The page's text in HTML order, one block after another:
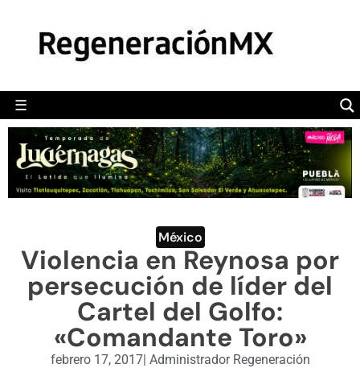
☰
POLÍTICA
CAMALEÓN
OPINIÓN
DEPORTES
ENGLISH SECTION
VIDEOS
México
Violencia en Reynosa por
persecución de líder del
Cartel del Golfo:
«Comandante Toro»
febrero 17, 2017| Administrador Regeneración